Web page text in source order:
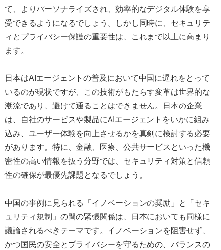
て、よりパーソナライズされ、効率的なデジタル体験を享
受できるようになるでしょう。しかし同時に、セキュリテ
ィとプライバシー保護の重要性は、これまで以上に高まり
ます。
日本はAIエージェントの普及において中国に遅れをとって
いるのが現状ですが、この技術がもたらす変革は世界的な
潮流であり、避けて通ることはできません。日本の企業
は、自社のサービスや製品にAIエージェントをいかに組み
込み、ユーザー体験を向上させるかを真剣に検討する必要
があります。特に、金融、医療、公共サービスといった機
密性の高い情報を扱う分野では、セキュリティ対策と信頼
性の確保が最優先課題となるでしょう。
中国の事例に見られる「イノベーションの奨励」と「セキ
ュリティ規制」の間の緊張関係は、日本においても同様に
議論されるべきテーマです。イノベーションを阻害せず、
かつ国民の安全とプライバシーを守るための、バランスの